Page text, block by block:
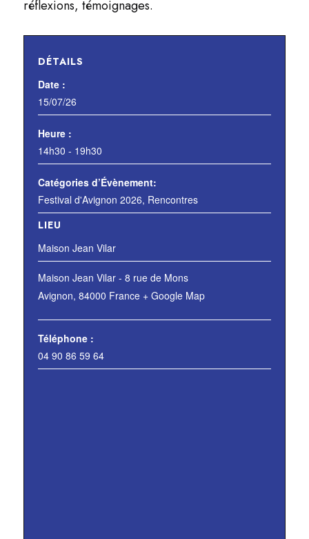
réflexions, témoignages.
DÉTAILS
Date :
15/07/26
Heure :
14h30 - 19h30
Catégories d’Évènement:
Festival d'Avignon 2026, Rencontres
LIEU
Maison Jean Vilar
Maison Jean Vilar - 8 rue de Mons
Avignon, 84000 France + Google Map
Téléphone :
04 90 86 59 64